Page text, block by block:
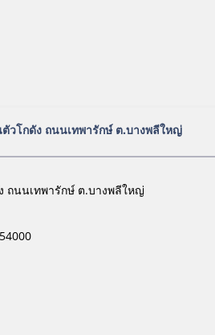
วโกดัง ถนนเทพารักษ์ ต.บางพลีใหญ่
ถนนเทพารักษ์ ต.บางพลีใหญ่